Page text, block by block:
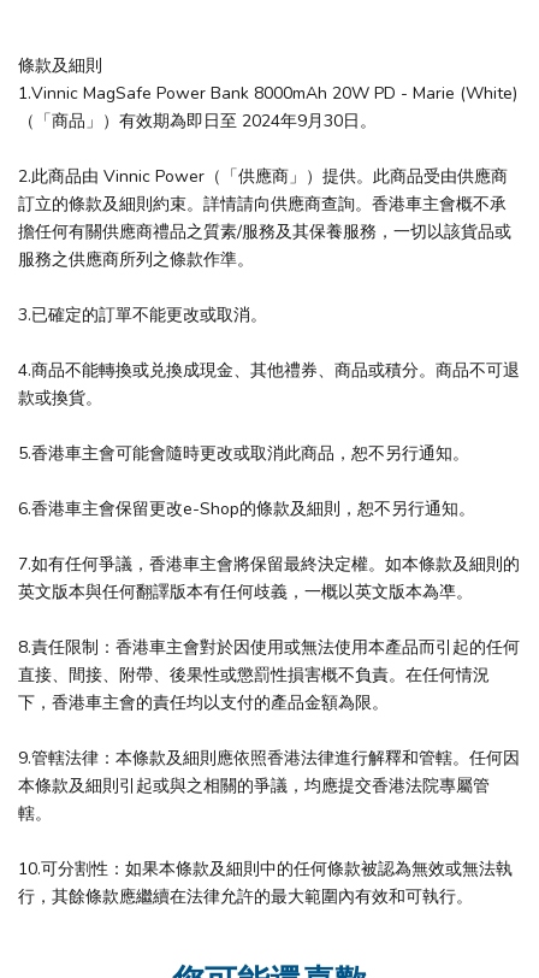
條款及細則
1.Vinnic MagSafe Power Bank 8000mAh 20W PD - Marie (White)
（「商品」）有效期為即日至 2024年9月30日。
2.此商品由 Vinnic Power（「供應商」）提供。此商品受由供應商
訂立的條款及細則約束。詳情請向供應商查詢。香港車主會概不承
擔任何有關供應商禮品之質素/服務及其保養服務，一切以該貨品或
服務之供應商所列之條款作準。
3.已確定的訂單不能更改或取消。
4.商品不能轉換或兑換成現金、其他禮券、商品或積分。商品不可退
款或換貨。
5.香港車主會可能會隨時更改或取消此商品，恕不另行通知。
6.香港車主會保留更改e-Shop的條款及細則，恕不另行通知。
7.如有任何爭議，香港車主會將保留最終決定權。如本條款及細則的
英文版本與任何翻譯版本有任何歧義，一概以英文版本為凖。
8.責任限制：香港車主會對於因使用或無法使用本產品而引起的任何
直接、間接、附帶、後果性或懲罰性損害概不負責。在任何情況
下，香港車主會的責任均以支付的產品金額為限。
9.管轄法律：本條款及細則應依照香港法律進行解釋和管轄。任何因
本條款及細則引起或與之相關的爭議，均應提交香港法院專屬管
轄。
10.可分割性：如果本條款及細則中的任何條款被認為無效或無法執
行，其餘條款應繼續在法律允許的最大範圍內有效和可執行。